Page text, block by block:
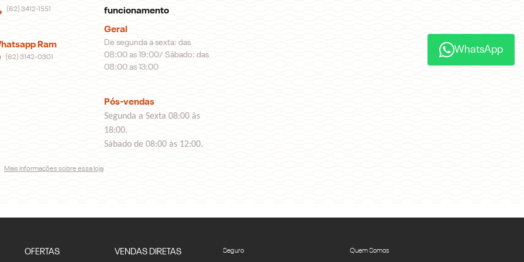
(62) 3412-1551
Ram
(62) 3142-0301
funcionamento
Geral
De segunda a sexta: das
08:00 as 19:00/ Sábado: das
08:00 as 13:00
Pós-vendas
Segunda a Sexta 08:00 às
18:00.
Sábado de 08:00 às 12:00.
Mais informações sobre essa loja
OFERTAS VENDAS DIRETAS Seguro Quem Somos
WhatsApp